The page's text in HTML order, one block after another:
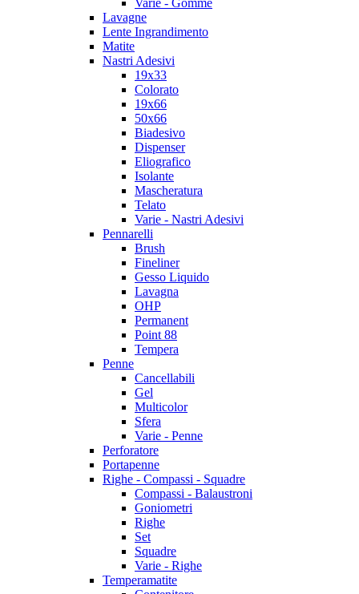
Varie - Gomme
Lavagne
Lente Ingrandimento
Matite
Nastri Adesivi
19x33
Colorato
19x66
50x66
Biadesivo
Dispenser
Eliografico
Isolante
Mascheratura
Telato
Varie - Nastri Adesivi
Pennarelli
Brush
Fineliner
Gesso Liquido
Lavagna
OHP
Permanent
Point 88
Tempera
Penne
Cancellabili
Gel
Multicolor
Sfera
Varie - Penne
Perforatore
Portapenne
Righe - Compassi - Squadre
Compassi - Balaustroni
Goniometri
Righe
Set
Squadre
Varie - Righe
Temperamatite